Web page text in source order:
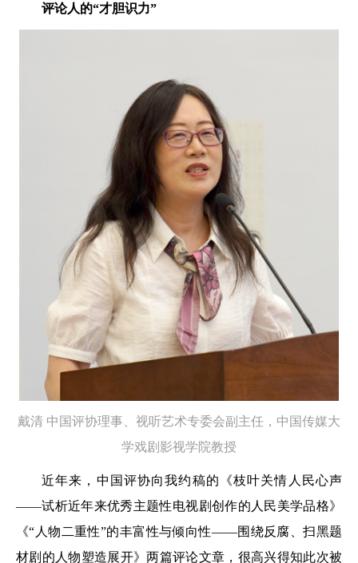
评论人的“才胆识力”
戴清 中国评协理事、视听艺术专委会副主任， 中国传媒大
学戏剧影视学院教授
近年来，中国评协向我约稿的《枝叶关情人民心声
——试析近年来优秀主题性电视剧创作的人民美学品格》
《“人物二重性”的丰富性与倾向性——围绕反腐、扫黑题
材剧的人物塑造展开》两篇评论文章，很高兴得知此次被